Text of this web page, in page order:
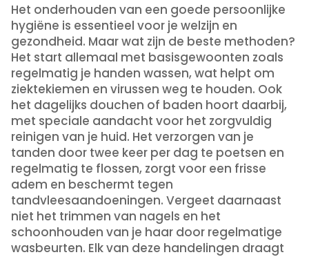
Het onderhouden van een goede persoonlijke
hygiëne is essentieel voor je welzijn en
gezondheid. Maar wat zijn de beste methoden?
Het start allemaal met basisgewoonten zoals
regelmatig je handen wassen, wat helpt om
ziektekiemen en virussen weg te houden. Ook
het dagelijks douchen of baden hoort daarbij,
met speciale aandacht voor het zorgvuldig
reinigen van je huid. Het verzorgen van je
tanden door twee keer per dag te poetsen en
regelmatig te flossen, zorgt voor een frisse
adem en beschermt tegen
tandvleesaandoeningen. Vergeet daarnaast
niet het trimmen van nagels en het
schoonhouden van je haar door regelmatige
wasbeurten. Elk van deze handelingen draagt